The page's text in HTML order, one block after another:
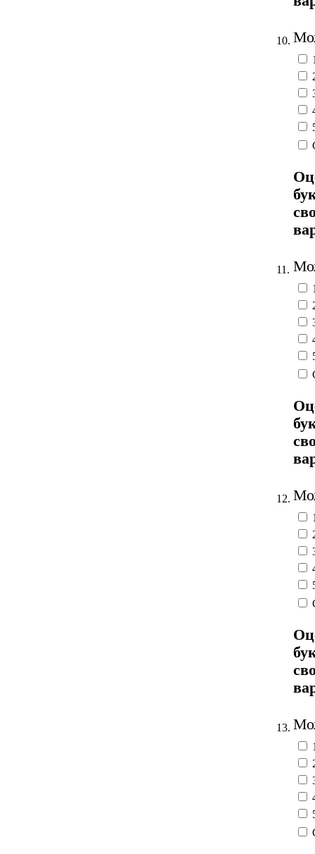
10.
11.
12.
13.